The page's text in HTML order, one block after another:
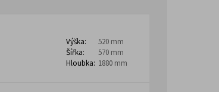
Výška:
520 mm
Šířka:
570 mm
Hloubka: 1880 mm